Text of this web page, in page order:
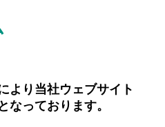
より当社ウェブサイト
なっております。